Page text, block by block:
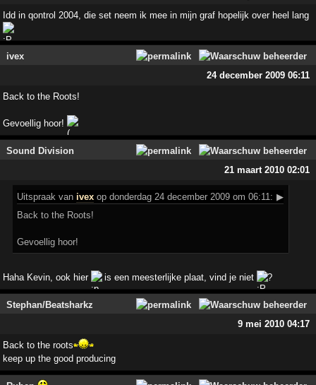
Idd in qontrol 2004, die set neem ik mee in mijn graf hopelijk over heel lang
ivex
24 december 2009 06:11
Back to the Roots!
Gevoellig hoor!
Sound Division
21 maart 2010 02:01
Uitspraak vanivex op donderdag 24 december 2009 om 06:11: ▶
Back to the Roots!
Gevoellig hoor!
Haha Kevin, ook hier is een meesterlijke plaat, vind je niet ?
Stephan/Beatsharkz
9 mei 2010 04:17
Back to the roots
keep up the good producing